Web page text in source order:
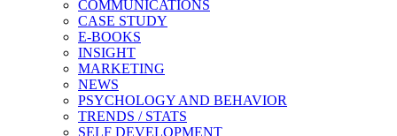
COMMUNICATIONS
CASE STUDY
E-BOOKS
INSIGHT
MARKETING
NEWS
PSYCHOLOGY AND BEHAVIOR
TRENDS / STATS
SELF DEVELOPMENT